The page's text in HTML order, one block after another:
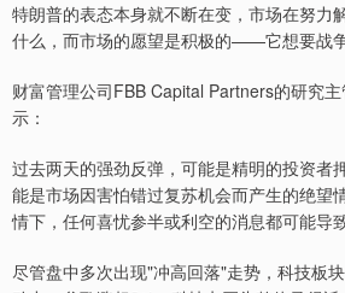
特朗普的表态本身就不断在变，市场在努力
什么，而市场的愿望是积极的——它想要战争
财富管理公司FBB Capital Partners的研究
示：
过去两天的强劲反弹，可能是精明的投资者
能是市场因害怕错过复苏机会而产生的绝望
情下，任何喜忧参半或利空的消息都可能导
尽管盘中多次出现"冲高回落"走势，科技板